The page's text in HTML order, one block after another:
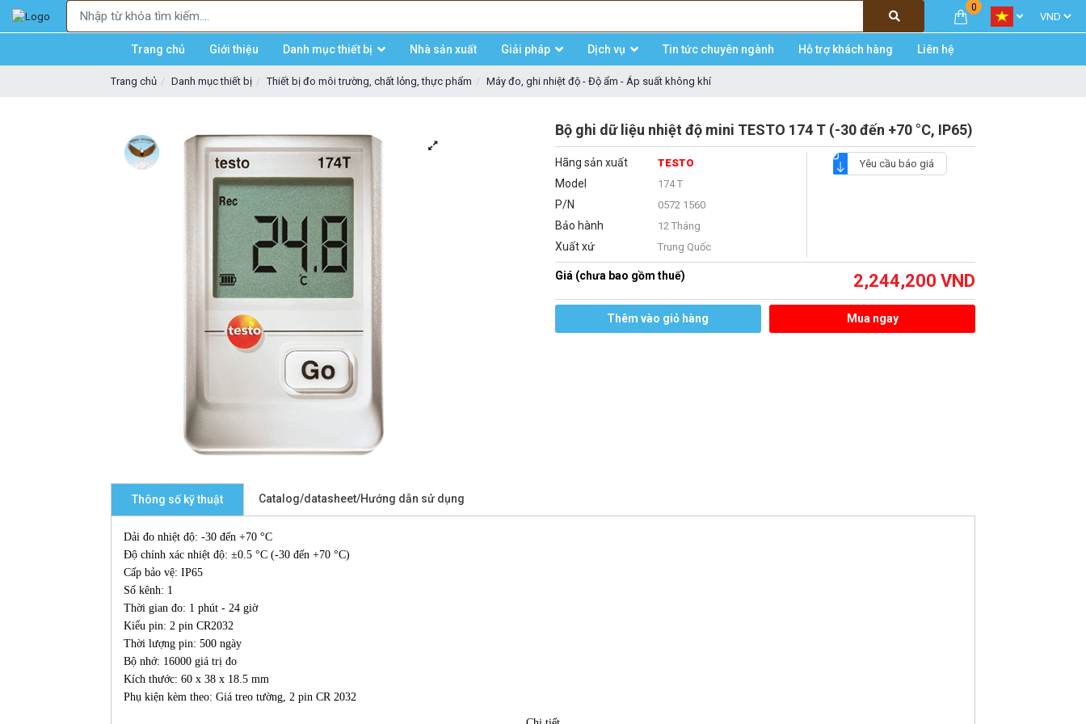
0
Trang chủ Giới thiệu Danh mục thiết bị Nhà sản xuất Giải pháp Dịch vụ Tin tức chuyên ngành Hỗ trợ khách hàng Liên hệ
Trang chủ Danh mục thiết bị Thiết bị đo môi trường, chất lỏng, thực phẩm Máy đo, ghi nhiệt độ - Độ ẩm - Áp suất không khí
Bộ ghi dữ liệu nhiệt độ mini TESTO 174 T (-30 đến +70 °C, IP65)
Hãng sản xuất TESTO
Model 174 T
P/N 0572 1560
Bảo hành 12 Tháng
Xuất xứ Trung Quốc
Yêu cầu báo giá
Giá (chưa bao gồm thuế) 2,244,200 VND
Thêm vào giỏ hàng Mua ngay
Thông số kỹ thuật Catalog/datasheet/Hướng dẫn sử dụng
Dải đo nhiệt độ: -30 đến +70 °C
Độ chính xác nhiệt độ: ±0.5 °C (-30 đến +70 °C)
Cấp bảo vệ: IP65
Số kênh: 1
Thời gian đo: 1 phút - 24 giờ
Kiểu pin: 2 pin CR2032
Thời lượng pin: 500 ngày
Bộ nhớ: 16000 giá trị đo
Kích thước: 60 x 38 x 18.5 mm
Phụ kiện kèm theo: Giá treo tường, 2 pin CR 2032